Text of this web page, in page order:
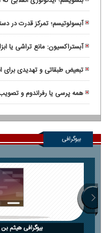
آبسولوتیسم؛ تمرکز قدرت در
آبستراکسیون: مانع تراشی یا
تبعیض طبقاتی و تهدیدی برای
همه پرسی یا رفراندوم و
بیوگرافی
بیوگرافی هیثم